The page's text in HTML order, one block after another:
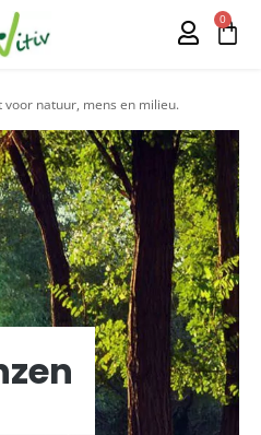
0
voor natuur, mens en milieu.